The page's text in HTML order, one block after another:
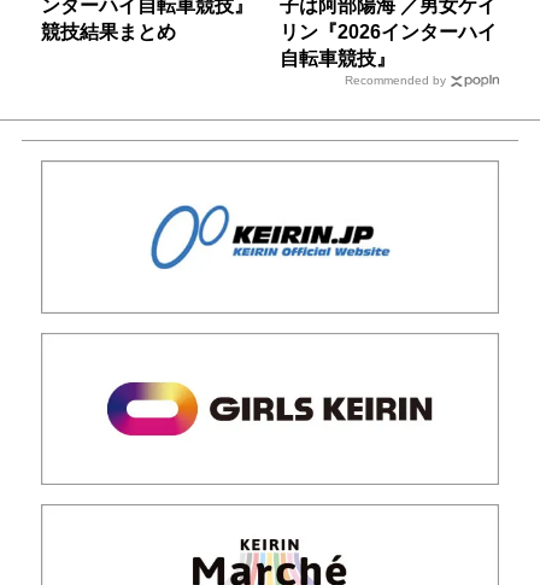
ンターハイ自転車競技』
競技結果まとめ
子は阿部陽海 ／男女ケイ
リン『2026インターハイ
自転車競技』
Recommended by